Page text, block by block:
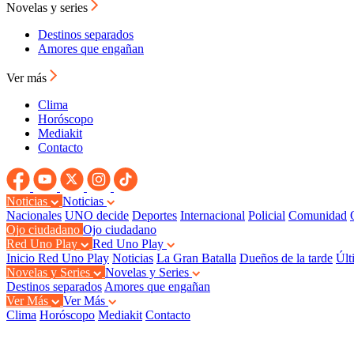
Novelas y series
Destinos separados
Amores que engañan
Ver más
Clima
Horóscopo
Mediakit
Contacto
Noticias
Noticias
Nacionales UNO decide Deportes Internacional Policial Comunidad
Ojo ciudadano Ojo ciudadano
Red Uno Play
Red Uno Play
Inicio Red Uno Play Noticias La Gran Batalla Dueños de la tarde
Novelas y Series
Novelas y Series
Destinos separados Amores que engañan
Ver Más
Ver Más
Clima Horóscopo Mediakit Contacto